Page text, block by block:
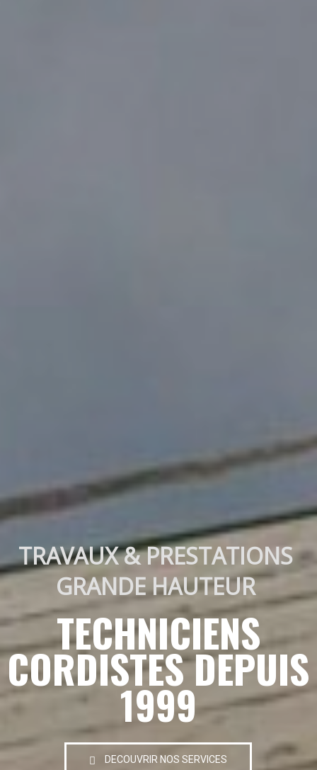
TRAVAUX & PRESTATIONS
GRANDE HAUTEUR
TECHNICIENS
CORDISTES DEPUIS
1999
DECOUVRIR NOS SERVICES